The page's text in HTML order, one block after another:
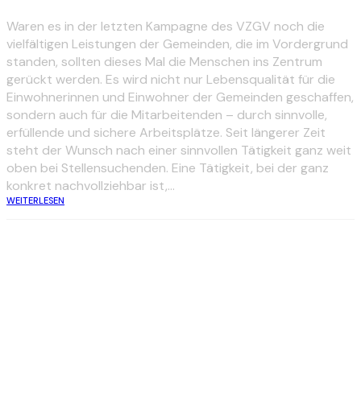
Waren es in der letzten Kampagne des VZGV noch die
vielfältigen Leistungen der Gemeinden, die im Vordergrund
standen, sollten dieses Mal die Menschen ins Zentrum
gerückt werden. Es wird nicht nur Lebensqualität für die
Einwohnerinnen und Einwohner der Gemeinden geschaffen,
sondern auch für die Mitarbeitenden – durch sinnvolle,
erfüllende und sichere Arbeitsplätze. Seit längerer Zeit
steht der Wunsch nach einer sinnvollen Tätigkeit ganz weit
oben bei Stellensuchenden. Eine Tätigkeit, bei der ganz
konkret nachvollziehbar ist,...
WEITERLESEN